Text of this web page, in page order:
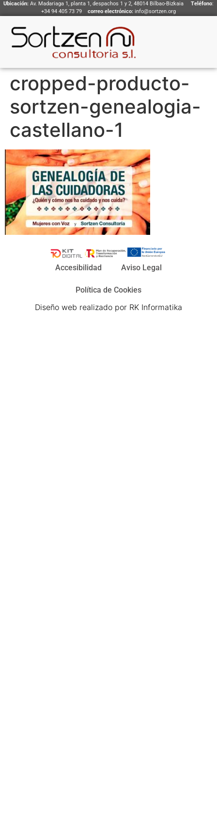
Ubicación: Av. Madariaga 1, planta 1, despachos 1 y 2, 48014 Bilbao-Bizkaia Teléfono:
+34 94 405 73 79
correo electrónico: info@sortzen.org
cropped-producto-
sortzen-genealogia-
castellano-1
Accesibilidad Aviso Legal
Política de Cookies
Diseño web realizado por RK Informatika